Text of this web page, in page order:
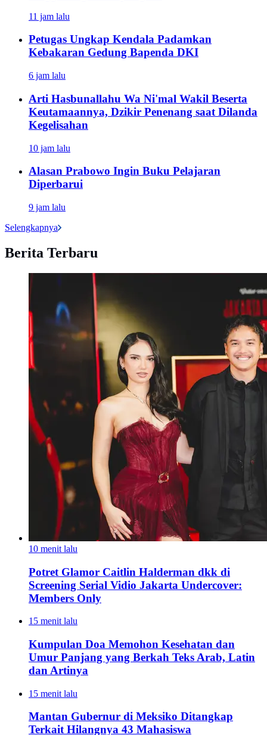
11 jam lalu
Petugas Ungkap Kendala Padamkan
Kebakaran Gedung Bapenda DKI
6 jam lalu
Arti Hasbunallahu Wa Ni'mal Wakil Beserta
Keutamaannya, Dzikir Penenang saat Dilanda
Kegelisahan
10 jam lalu
Alasan Prabowo Ingin Buku Pelajaran
Diperbarui
9 jam lalu
Selengkapnya
Berita Terbaru
10 menit lalu
Potret Glamor Caitlin Halderman dkk di
Screening Serial Vidio Jakarta Undercover:
Members Only
15 menit lalu
Kumpulan Doa Memohon Kesehatan dan
Umur Panjang yang Berkah Teks Arab, Latin
dan Artinya
15 menit lalu
Mantan Gubernur di Meksiko Ditangkap
Terkait Hilangnya 43 Mahasiswa